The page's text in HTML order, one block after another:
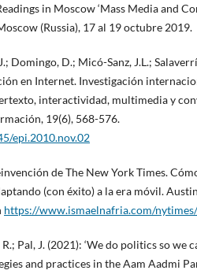
in Moscow ‘Mass Media and
(Russia), 17 al 19 octubre 2019.
Domingo, D.; Micó-Sanz, J.L.;
en Internet. Investigación
interactividad, multimedia y
19(6), 568-576.
epi.2010.nov.02
de The New York Times.
(con éxito) a la era móvil.
https://www.ismaelnafria.com/nytimes/
Pal, J. (2021): ‘We do politics so we
and practices in the Aam Aadmi